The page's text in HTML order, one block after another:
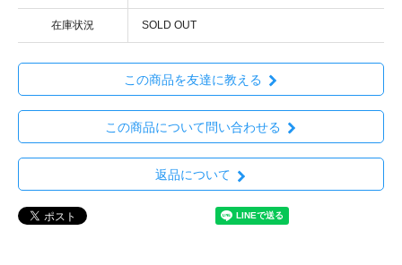
在庫状況 SOLD OUT
この商品を友達に教える
この商品について問い合わせる
返品について